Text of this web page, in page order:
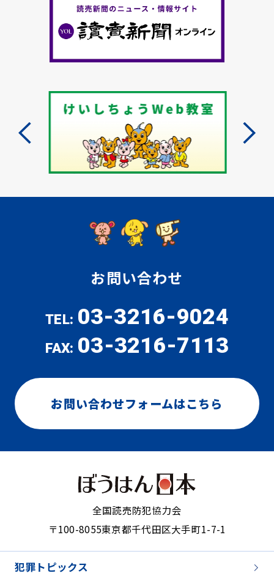
お問い合わせ
TEL: 03-3216-9024
FAX: 03-3216-7113
お問い合わせフォームはこちら
全国読売防犯協力会
〒100-8055東京都千代田区大手町1-7-1
犯罪トピックス